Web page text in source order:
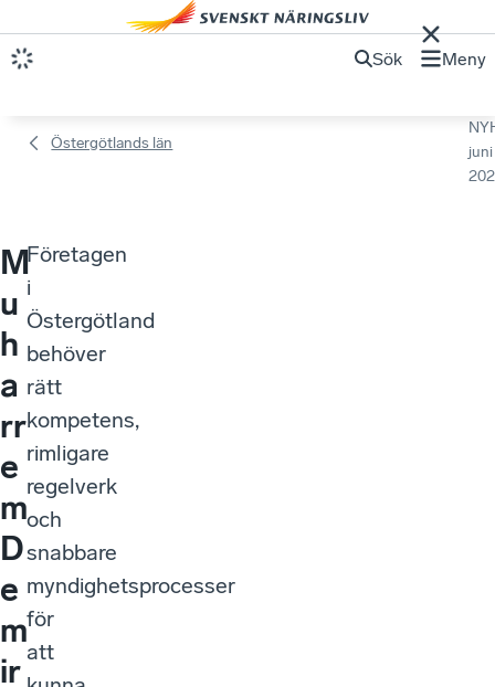
Sök Meny
Östergötlands län
juni
M
u
h
a
rr
e
m
D
e
m
ir
Företagen
i
Östergötland
behöver
rätt
kompetens,
rimligare
regelverk
och
snabbare
myndighetsprocesser
för
att